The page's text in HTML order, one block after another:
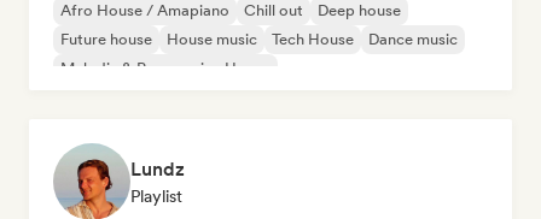
Afro House / Amapiano Chill out
Deep house
Future house
House music Tech House
Dance music
Melodic & Progressive House
Lundz
Playlist